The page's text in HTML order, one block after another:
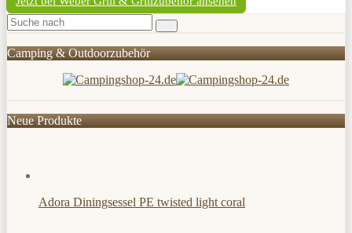
Camping & Outdoorzubehör
Neue Produkte
Adora Diningsessel PE twisted light coral